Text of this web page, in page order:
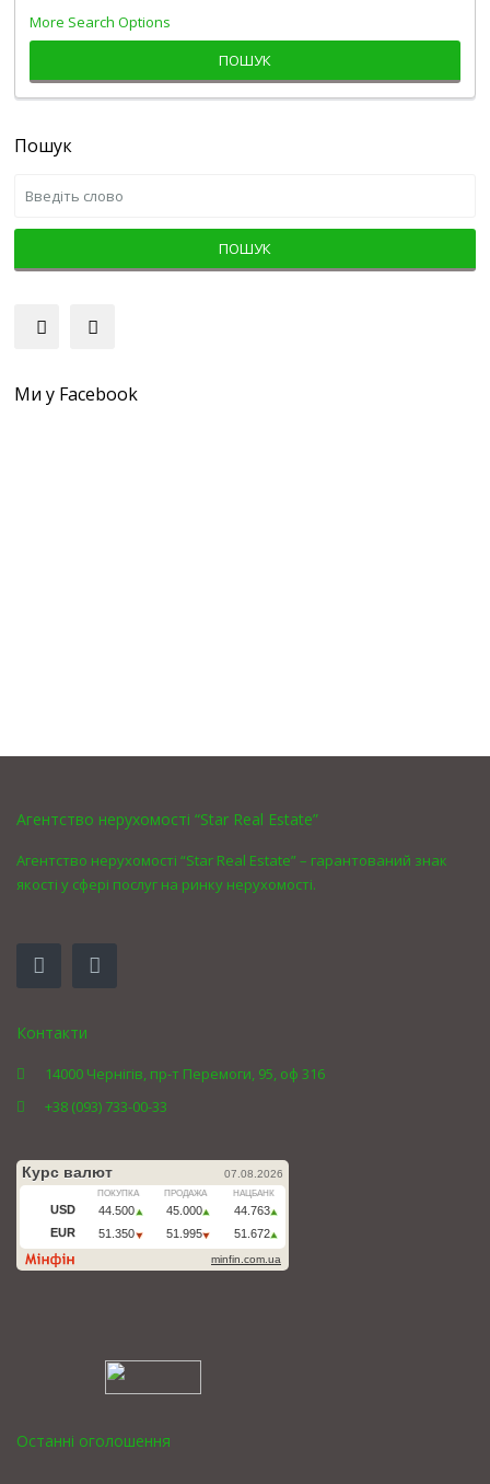
More Search Options
ПОШУК
Пошук
ПОШУК
Ми у Facebook
Агентство нерухомості “Star Real Estate”
Агентство нерухомості “Star Real Estate” – гарантований знак
якості у сфері послуг на ринку нерухомості.
Контакти
14000 Чернігів, пр-т Перемоги, 95, оф 316
+38 (093) 733-00-33
Останні оголошення